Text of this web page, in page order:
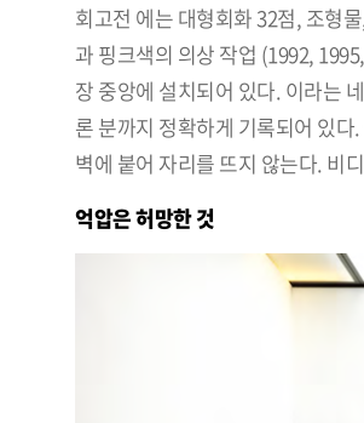
회고전 에는 대형회화 32점, 조형
과 핑크색의 의상 작업 (1992,
장 중앙에 설치되어 있다. 이라는
론 분까지 정확하게 기록되어 있
벽에 붙어 자리를 뜨지 않는다. 비
억압은 허망한 것